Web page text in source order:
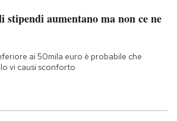
stipendi aumentano ma non ce ne
ai 50mila euro è probabile che
vi causi sconforto